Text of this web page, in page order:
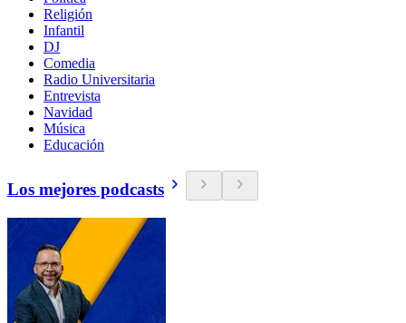
Religión
Infantil
DJ
Comedia
Radio Universitaria
Entrevista
Navidad
Música
Educación
Los mejores podcasts